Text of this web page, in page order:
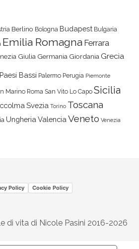
Berlino Bologna Budapest Bulgaria
Emilia Romagna Ferrara
Giulia Germania Giordania Grecia
Paesi Bassi Palermo Perugia Piemonte
Marino Roma San Vito Lo Capo Sicilia
Svezia Torino Toscana
Ungheria Valencia Veneto Venezia
Policy Cookie Policy
di vita di Nicole Pasini 2016-2026